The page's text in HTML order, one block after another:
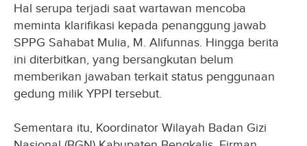
Hal serupa terjadi saat wartawan mencoba
meminta klarifikasi kepada penanggung jawab
SPPG Sahabat Mulia, M. Alifunnas. Hingga berita
ini diterbitkan, yang bersangkutan belum
memberikan jawaban terkait status penggunaan
gedung milik YPPI tersebut.
Sementara itu, Koordinator Wilayah Badan Gizi